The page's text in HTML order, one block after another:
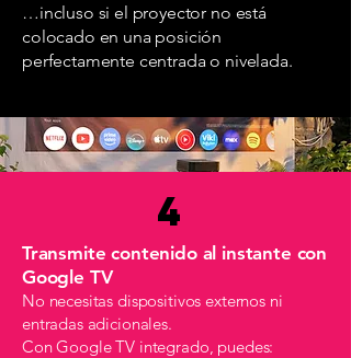
…incluso si el proyector no está
colocado en una posición
perfectamente centrada o nivelada.
4
Transmite contenido al instante con
Google TV
No necesitas dispositivos externos ni
entradas adicionales.
Con Google TV integrado, puedes: